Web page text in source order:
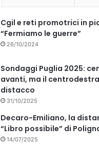
k
Cgil e reti promotrici in
“Fermiamo le guerre”
26/10/2024
Sondaggi Puglia 2025:
avanti, ma il
distacco
31/10/2025
Decaro-Emiliano, la
“Libro possibile” di
14/07/2025